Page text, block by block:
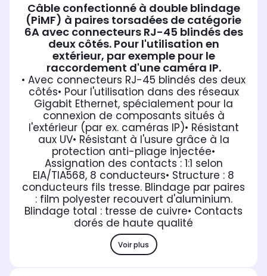
Câble confectionné à double blindage
(PiMF) à paires torsadées de catégorie
6A avec connecteurs RJ-45 blindés des
deux côtés. Pour l'utilisation en
extérieur, par exemple pour le
raccordement d'une caméra IP.
• Avec connecteurs RJ-45 blindés des deux
côtés• Pour l'utilisation dans des réseaux
Gigabit Ethernet, spécialement pour la
connexion de composants situés à
l'extérieur (par ex. caméras IP)• Résistant
aux UV• Résistant à l'usure grâce à la
protection anti-pliage injectée•
Assignation des contacts : 1:1 selon
EIA/TIA568, 8 conducteurs• Structure : 8
conducteurs fils tresse. Blindage par paires
: film polyester recouvert d'aluminium.
Blindage total : tresse de cuivre• Contacts
dorés de haute qualité
Voir plus